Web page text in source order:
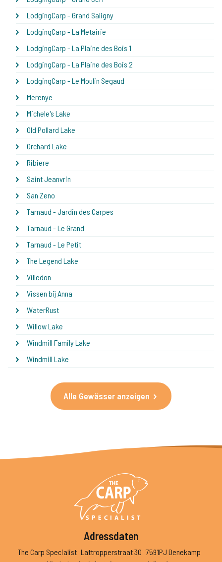
LodgingCarp - Grand Saligny
LodgingCarp - La Metairie
LodgingCarp - La Plaine des Bois 1
LodgingCarp - La Plaine des Bois 2
LodgingCarp - Le Moulin Segaud
Merenye
Michele's Lake
Old Pollard Lake
Orchard Lake
Ribiere
Saint Jeanvrin
San Zeno
Tarnaud - Jardin des Carpes
Tarnaud - Le Grand
Tarnaud - Le Petit
The Legend Lake
Villedon
Vissen bij Anna
WaterRust
Willow Lake
Windmill Family Lake
Windmill Lake
Alle Gewässer anzeigen
Adressdaten
The Carp Specialist Lattropperstraat 30 7591PJ Denekamp